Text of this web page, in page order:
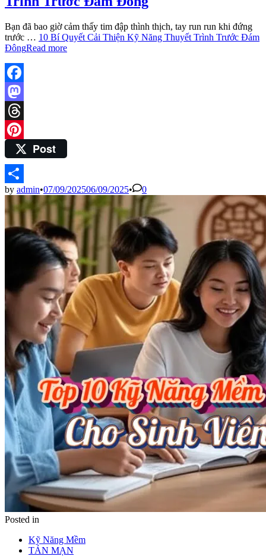
Bạn đã bao giờ cảm thấy tim đập thình thịch, tay run run khi đứng
trước … 10 Bí Quyết Cải Thiện Kỹ Năng Thuyết Trình Trước Đám
ĐôngRead more
Facebook
Mastodon
Threads
PinterestPost
Share
by admin•07/09/202506/09/2025• 0
Posted in
Kỹ Năng Mềm
TẢN MẠN